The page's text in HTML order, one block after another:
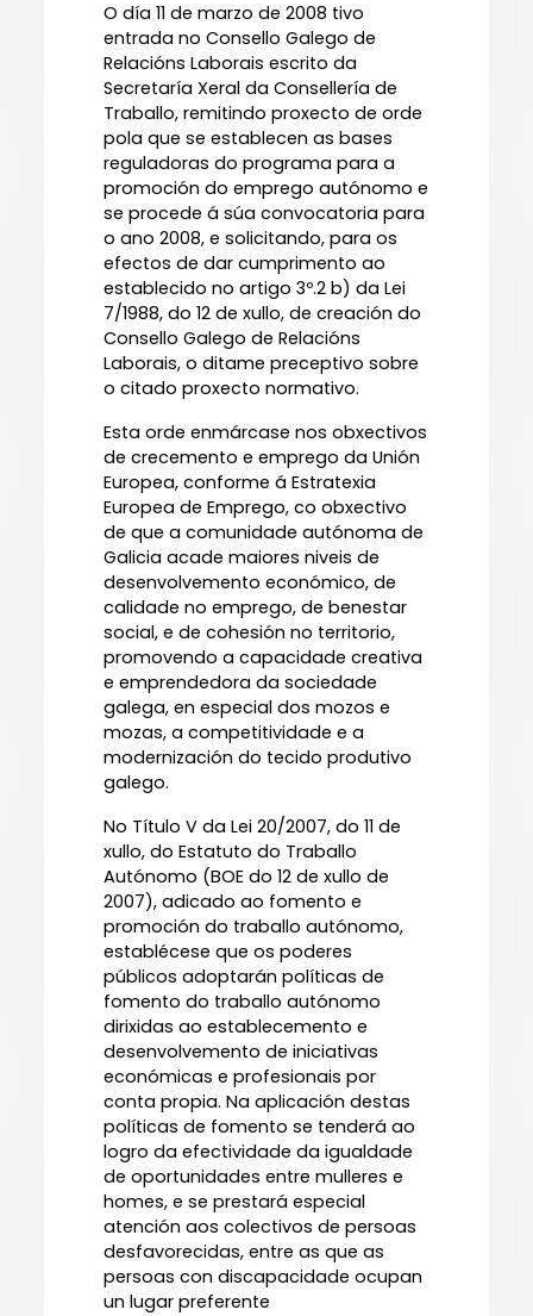
O día 11 de marzo de 2008 tivo
entrada no Consello Galego de
Relacións Laborais escrito da
Secretaría Xeral da Consellería de
Traballo, remitindo proxecto de orde
pola que se establecen as bases
reguladoras do programa para a
promoción do emprego autónomo e
se procede á súa convocatoria para
o ano 2008, e solicitando, para os
efectos de dar cumprimento ao
establecido no artigo 3º.2 b) da Lei
7/1988, do 12 de xullo, de creación do
Consello Galego de Relacións
Laborais, o ditame preceptivo sobre
o citado proxecto normativo.
Esta orde enmárcase nos obxectivos
de crecemento e emprego da Unión
Europea, conforme á Estratexia
Europea de Emprego, co obxectivo
de que a comunidade autónoma de
Galicia acade maiores niveis de
desenvolvemento económico, de
calidade no emprego, de benestar
social, e de cohesión no territorio,
promovendo a capacidade creativa
e emprendedora da sociedade
galega, en especial dos mozos e
mozas, a competitividade e a
modernización do tecido produtivo
galego.
No Título V da Lei 20/2007, do 11 de
xullo, do Estatuto do Traballo
Autónomo (BOE do 12 de xullo de
2007), adicado ao fomento e
promoción do traballo autónomo,
establécese que os poderes
públicos adoptarán políticas de
fomento do traballo autónomo
dirixidas ao establecemento e
desenvolvemento de iniciativas
económicas e profesionais por
conta propia. Na aplicación destas
políticas de fomento se tenderá ao
logro da efectividade da igualdade
de oportunidades entre mulleres e
homes, e se prestará especial
atención aos colectivos de persoas
desfavorecidas, entre as que as
persoas con discapacidade ocupan
un lugar preferente